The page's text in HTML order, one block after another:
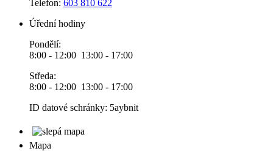
Telefon: 603 810 622
Úřední hodiny
Pondělí:
8:00 - 12:00 13:00 - 17:00
Středa:
8:00 - 12:00 13:00 - 17:00
ID datové schránky: 5aybnit
Mapa